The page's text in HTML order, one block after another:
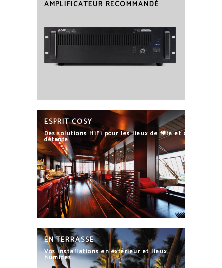
AMPLIFICATEUR RECOMMANDÉ
ESPRIT COSY
Des solutions HiFi pour les lieux de fête et de
détente
EN TERRASSE
Vos installations en extérieur et lieux
humides.